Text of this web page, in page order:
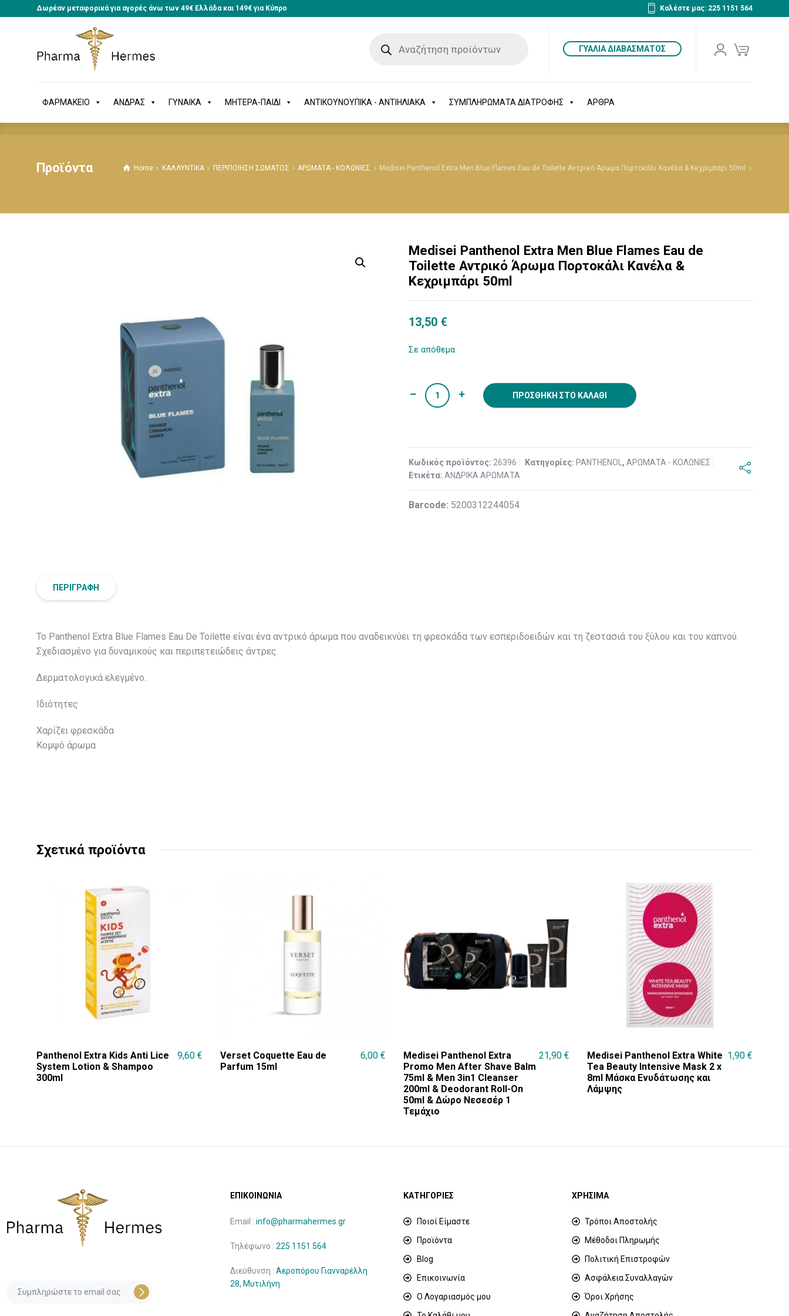
Δωρέαν μεταφορικά για αγορές άνω των 49€ Ελλάδα και 149€ για Κύπρο Καλέστε μας: 225 1151 564
ΓΥΑΛΙΑ ΔΙΑΒΑΣΜΑΤΟΣ
ΦΑΡΜΑΚΕΙΟ ΑΝΔΡΑΣ ΓΥΝΑΙΚΑ ΜΗΤΕΡΑ-ΠΑΙΔΙ ΑΝΤΙΚΟΥΝΟΥΠΙΚΑ - ΑΝΤΙΗΛΙΑΚΑ ΣΥΜΠΛΗΡΩΜΑΤΑ ΔΙΑΤΡΟΦΗΣ ΑΡΘΡΑ
ΦΑΡΜΑΚΕΙΟ ΑΝΔΡΑΣ ΓΥΝΑΙΚΑ ΜΗΤΕΡΑ-ΠΑΙΔΙ ΑΝΤΙΚΟΥΝΟΥΠΙΚΑ - ΑΝΤΙΗΛΙΑΚΑ ΣΥΜΠΛΗΡΩΜΑΤΑ ΔΙΑΤΡΟΦΗΣ ΑΡΘΡΑ
Προϊόντα Home ΚΑΛΛΥΝΤΙΚΑ ΠΕΡΙΠΟΙΗΣΗ ΣΩΜΑΤΟΣ ΑΡΩΜΑΤΑ - ΚΟΛΩΝΙΕΣ Medisei Panthenol Extra Men Blue Flames Eau de Toilette Αντρικό Άρωμα Πορτοκάλι Κανέλα & Κεχριμπάρι 50ml
Medisei Panthenol Extra Men Blue Flames Eau de
Toilette Αντρικό Άρωμα Πορτοκάλι Κανέλα &
Κεχριμπάρι 50ml
13,50 €
Σε απόθεμα
ΠΡΟΣΘΉΚΗ ΣΤΟ ΚΑΛΆΘΙ
Κωδικός προϊόντος: 26396 Κατηγορίες: PANTHENOL ,ΑΡΩΜΑΤΑ - ΚΟΛΩΝΙΕΣ
Ετικέτα:ΑΝΔΡΙΚΑ ΑΡΩΜΑΤΑ
Βarcode: 5200312244054
ΠΕΡΙΓΡΑΦΉ
Το Panthenol Extra Blue Flames Eau De Toilette είναι ένα αντρικό άρωμα που αναδεικνύει τη φρεσκάδα των εσπεριδοειδών και τη ζεστασιά του ξύλου και του καπνού.
Σχεδιασμένο για δυναμικούς και περιπετειώδεις άντρες.
Δερματολογικά ελεγμένο.
Ιδιότητες
Χαρίζει φρεσκάδα
Κομψό άρωμα
Σχετικά προϊόντα
Panthenol Extra Kids Anti Lice
System Lotion & Shampoo
300ml
9,60 €
Verset Coquette Eau de
Parfum 15ml
6,00 €
Medisei Panthenol Extra
Promo Men After Shave Balm
75ml & Men 3in1 Cleanser
200ml & Deodorant Roll-On
50ml & Δώρο Νεσεσέρ 1
Τεμάχιο
21,90 €
Medisei Panthenol Extra White
Tea Beauty Intensive Mask 2 x
8ml Μάσκα Ενυδάτωσης και
Λάμψης
1,90 €
ΕΠΙΚΟΙΝΩΝΙΑ
Email : info@pharmahermes.gr
Τηλέφωνο : 225 1151 564
Διεύθυνση : Αεροπόρου Γιανναρέλλη
28, Μυτιλήνη
ΚΑΤΗΓΟΡΙΕΣ
Ποιοί Είμαστε
Προϊόντα
Blog
Επικοινωνία
Ο Λογαριασμός μου
ΧΡΗΣΙΜΑ
Τρόποι Αποστολής
Μέθοδοι Πληρωμής
Πολιτική Επιστροφών
Ασφάλεια Συναλλαγών
Όροι Χρήσης